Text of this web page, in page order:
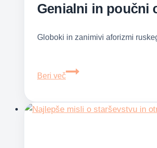
Genialni in poučni
Globoki in zanimivi aforizmi
Beri več
Genialni
citati